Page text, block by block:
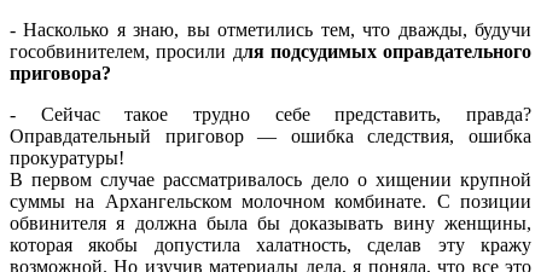
- Насколько я знаю, вы отметились тем, что дважды, будучи
гособвинителем, просили для подсудимых оправдательного
приговора?
- Сейчас такое трудно себе представить, правда?
Оправдательный приговор — ошибка следствия, ошибка
прокуратуры!
В первом случае рассматривалось дело о хищении крупной
суммы на Архангельском молочном комбинате. С позиции
обвинителя я должна была бы доказывать вину женщины,
которая якобы допустила халатность, сделав эту кражу
возможной. Но изучив материалы дела, я поняла, что все это